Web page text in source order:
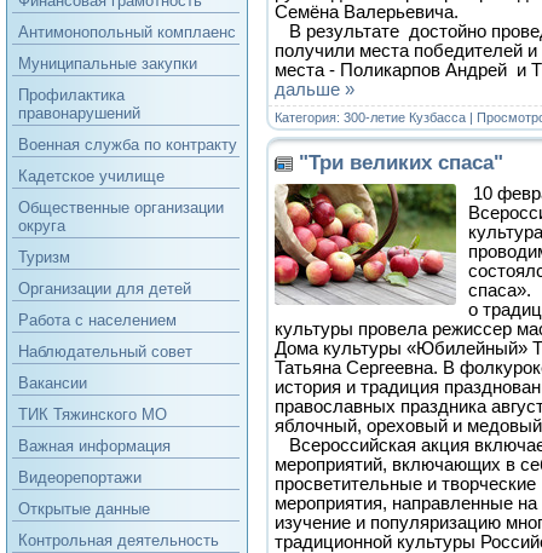
Антимонопольный комплаенс
Муниципальные закупки
Профилактика
правонарушений
Военная служба по контракту
Кадетское училище
Общественные организации
округа
Туризм
Организации для детей
Работа с населением
Наблюдательный совет
Вакансии
ТИК Тяжинского МО
Важная информация
Видеорепортажи
Открытые данные
Контрольная деятельность
Семёна Валерьевича.
В результате достойно
получили места победителей
места - Поликарпов Андрей и
дальше »
Категория: 300-летие Кузбасса |
"Три великих спаса"
10
о
культуры провела режиссер
Дома культуры «Юбилейный»
Татьяна Сергеевна. В
история и традиция
православных праздника
яблочный, ореховый и
Всероссийская акция
мероприятий, включающих в
просветительные и творческие
мероприятия, направленные
изучение и популяризацию
традиционной культуры